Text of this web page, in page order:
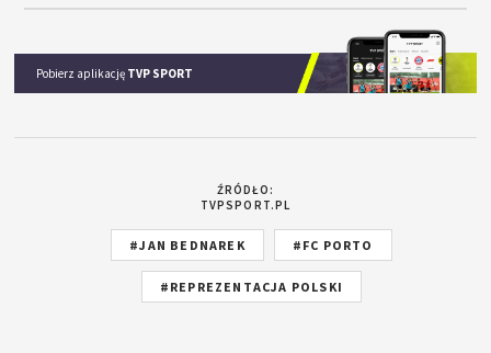
Pobierz aplikację TVP SPORT
ŹRÓDŁO:
TVPSPORT.PL
#JAN BEDNAREK #FC PORTO
#REPREZENTACJA POLSKI